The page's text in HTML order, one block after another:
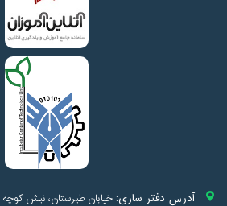
آدرس دفتر ساری:خیابان طبرستان، نبش